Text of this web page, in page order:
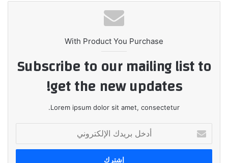
With Product You Purchase
Subscribe to our mailing list to
get the new updates!
Lorem ipsum dolor sit amet, consectetur.
بريدك
الإلكتروني